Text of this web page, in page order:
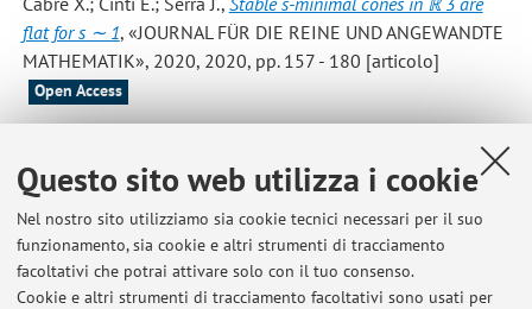
Questo sito web utilizza i cookie
Nel nostro sito utilizziamo sia cookie tecnici necessari per il suo
funzionamento, sia cookie e altri strumenti di tracciamento
facoltativi che potrai attivare solo con il tuo consenso.
Cookie e altri strumenti di tracciamento facoltativi sono usati per
flat for s ∼ 1, «JOURNAL FÜR DIE REINE UND ANGEWANDTE
MATHEMATIK», 2020, 2020, pp. 157 - 180 [articolo]
Open Access
FLUSSO PER CURVATURA MEDIA FRAZIONARIA , «BRUNO PINI
MATHEMATICAL ANALYSIS SEMINAR», 2020, 11, pp. 18 - 43
[articolo] Open Access